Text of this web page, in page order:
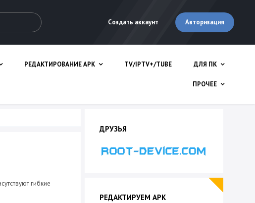
Создать аккаунт Авторизация
РЕДАКТИРОВАНИЕ APK TV/IPTV+/TUBE ДЛЯ ПК
ПРОЧЕЕ
гибкие
ДРУЗЬЯ
РЕДАКТИРУЕМ APK